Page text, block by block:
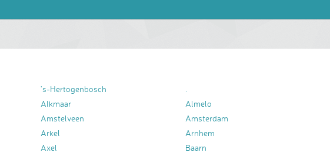
's-Hertogenbosch
Alkmaar Almelo
Amstelveen Amsterdam
Arkel Arnhem
Axel Baarn